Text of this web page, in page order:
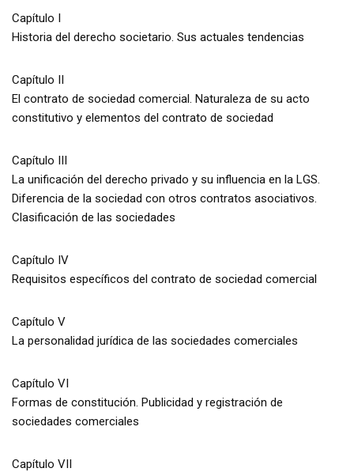
Capítulo I
Historia del derecho societario. Sus actuales tendencias
Capítulo II
El contrato de sociedad comercial. Naturaleza de su acto
constitutivo y elementos del contrato de sociedad
Capítulo III
La unificación del derecho privado y su influencia en la LGS.
Diferencia de la sociedad con otros contratos asociativos.
Clasificación de las sociedades
Capítulo IV
Requisitos específicos del contrato de sociedad comercial
Capítulo V
La personalidad jurídica de las sociedades comerciales
Capítulo VI
Formas de constitución. Publicidad y registración de
sociedades comerciales
Capítulo VII